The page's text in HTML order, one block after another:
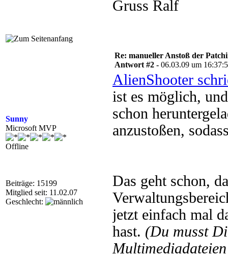
Gruss Ralf
Sunny
Microsoft MVP
Offline
Beiträge: 15199
Mitglied seit: 11.02.07
Geschlecht:
Re: manueller Anstoß der
Antwort #2 - 06.03.09 um
AlienShooter
ist es möglich,
schon
anzustoßen,
Das geht schon,
jetzt einfach mal
hast. (Du musst